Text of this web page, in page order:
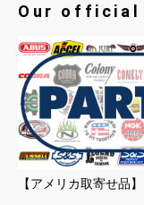
Our official
【アメリカ取寄せ品